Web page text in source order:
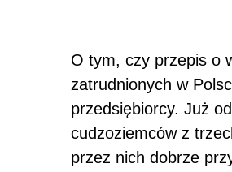
O tym, czy przepis o
zatrudnionych w
przedsiębiorcy. Już
cudzoziemców z
przez nich dobrze